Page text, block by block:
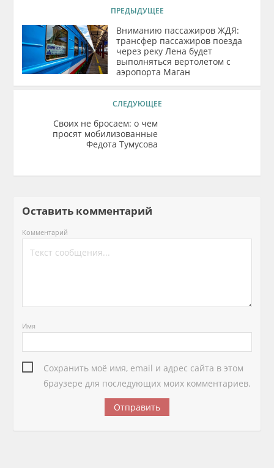
ПРЕДЫДУЩЕЕ
Вниманию пассажиров ЖДЯ:
трансфер пассажиров поезда
через реку Лена будет
выполняться вертолетом с
аэропорта Маган
СЛЕДУЮЩЕЕ
Своих не бросаем: о чем
просят мобилизованные
Федота Тумусова
Оставить комментарий
Комментарий
Имя
Сохранить моё имя, email и адрес сайта в этом
браузере для последующих моих комментариев.